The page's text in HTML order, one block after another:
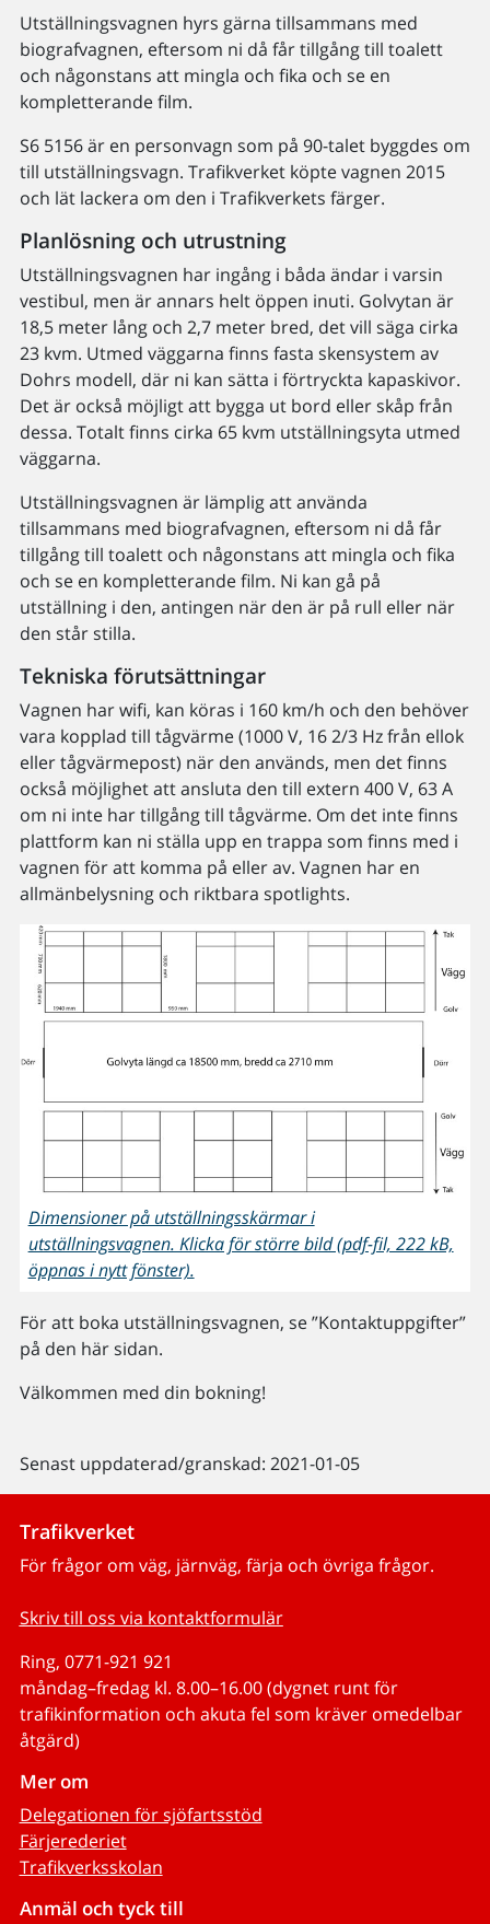
Utställningsvagnen hyrs gärna tillsammans med
biografvagnen, eftersom ni då får tillgång till toalett
och någonstans att mingla och fika och se en
kompletterande film.
S6 5156 är en personvagn som på 90-talet byggdes om
till utställningsvagn. Trafikverket köpte vagnen 2015
och lät lackera om den i Trafikverkets färger.
Planlösning och utrustning
Utställningsvagnen har ingång i båda ändar i varsin
vestibul, men är annars helt öppen inuti. Golvytan är
18,5 meter lång och 2,7 meter bred, det vill säga cirka
23 kvm. Utmed väggarna finns fasta skensystem av
Dohrs modell, där ni kan sätta i förtryckta kapaskivor.
Det är också möjligt att bygga ut bord eller skåp från
dessa. Totalt finns cirka 65 kvm utställningsyta utmed
väggarna.
Utställningsvagnen är lämplig att använda
tillsammans med biografvagnen, eftersom ni då får
tillgång till toalett och någonstans att mingla och fika
och se en kompletterande film. Ni kan gå på
utställning i den, antingen när den är på rull eller när
den står stilla.
Tekniska förutsättningar
Vagnen har wifi, kan köras i 160 km/h och den behöver
vara kopplad till tågvärme (1000 V, 16 2/3 Hz från ellok
eller tågvärmepost) när den används, men det finns
också möjlighet att ansluta den till extern 400 V, 63 A
om ni inte har tillgång till tågvärme. Om det inte finns
plattform kan ni ställa upp en trappa som finns med i
vagnen för att komma på eller av. Vagnen har en
allmänbelysning och riktbara spotlights.
Dimensioner på utställningsskärmar i
utställningsvagnen. Klicka för större bild (pdf-fil, 222 kB,
öppnas i nytt fönster).
För att boka utställningsvagnen, se ”Kontaktuppgifter”
på den här sidan.
Välkommen med din bokning!
Senast uppdaterad/granskad: 2021-01-05
Trafikverket
För frågor om väg, järnväg, färja och övriga frågor.
Skriv till oss via kontaktformulär
Ring, 0771-921 921
måndag–fredag kl. 8.00–16.00 (dygnet runt för
trafikinformation och akuta fel som kräver omedelbar
åtgärd)
Mer om
Delegationen för sjöfartsstöd
Färjerederiet
Trafikverksskolan
Anmäl och tyck till